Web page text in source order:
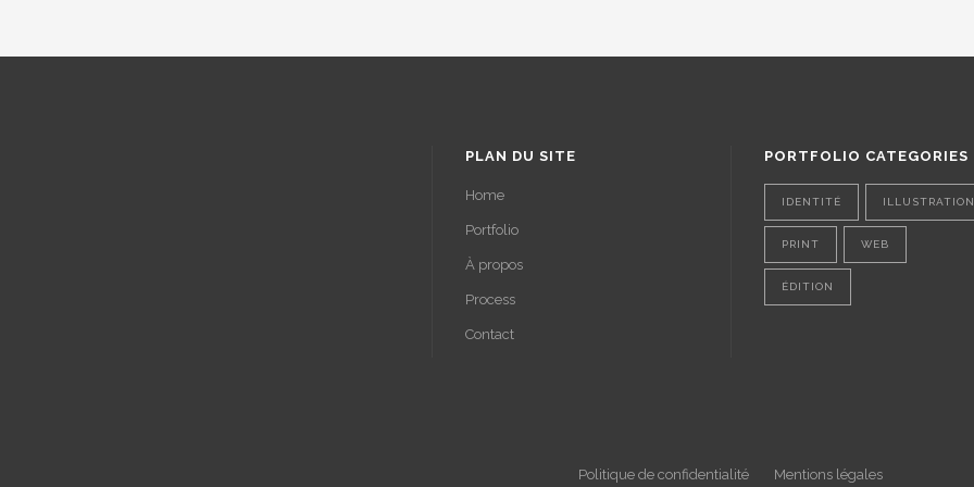
PLAN DU SITE
Home
Portfolio
À propos
Process
Contact
PORTFOLIO CATEGORIES
IDENTITÉ ILLUSTRATION
PRINT WEB
ÉDITION
Politique de confidentialité Mentions légales